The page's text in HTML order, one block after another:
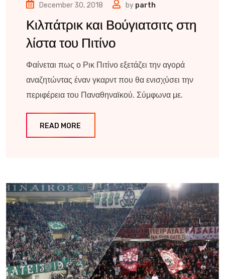
December 30, 2018 by parth
Κιλπάτρικ και Βούγιατσιτς στη
λίστα του Πιτίνο
Φαίνεται πως ο Ρικ Πιτίνο εξετάζει την αγορά
αναζητώντας έναν γκαρντ που θα ενισχύσει την
περιφέρεια του Παναθηναϊκού. Σύμφωνα με.
READ MORE